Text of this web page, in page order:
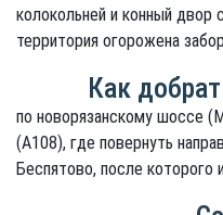
колокольней и конный
территория огорожена
Как
по новорязанскому шоссе
(А108), где повернуть
Беспятово, после которого